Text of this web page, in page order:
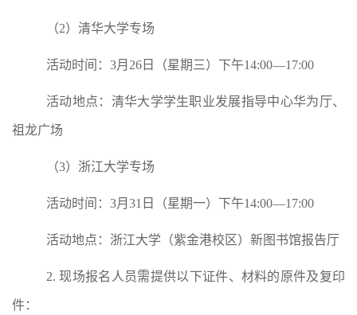
（2） 清华大学专场
活动时间： 3月 26 日（星期三） 下午14:00—17:00
活动地点：清华大学学生职业发展指导中心华为厅、
祖龙广场
（3） 浙江大学专场
活动时间： 3月 31 日（星期一） 下午14:00—17:00
活动地点：浙江大学（紫金港校区）新图书馆报告厅
2.现场报名人员需提供以下证件、 材料的原件及复印
件：